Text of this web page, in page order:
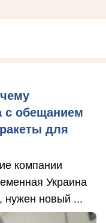
с обещанием
для
компании
Украина
нужен новый ...